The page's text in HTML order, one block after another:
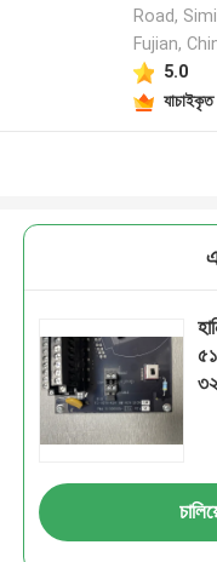
Road,
Fujian,
5.0
যাচাইকৃত